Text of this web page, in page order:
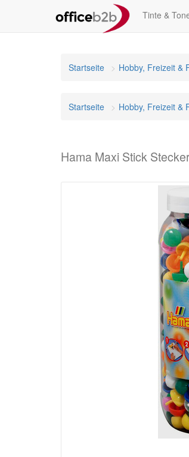
Tinte &
Startseite Hobby, Freizeit &
Startseite Hobby, Freizeit &
Hama Maxi Stick